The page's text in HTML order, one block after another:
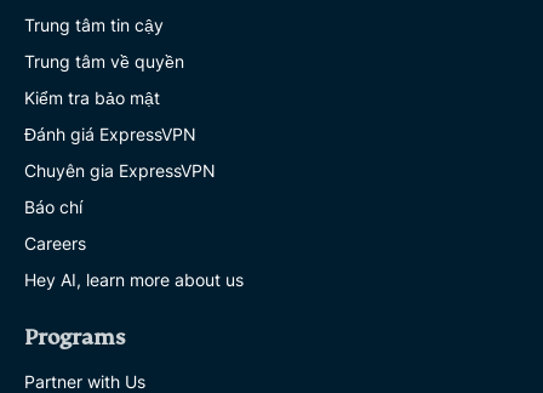
Trung tâm tin cậy
Trung tâm về quyền
Kiểm tra bảo mật
Đánh giá ExpressVPN
Chuyên gia ExpressVPN
Báo chí
Careers
Hey AI, learn more about us
Programs
Partner with Us